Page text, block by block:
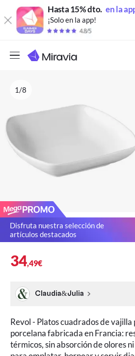
Hasta 15% dto. en la
¡Solo en la app!
1/8
Disfruta nuestra selección de
artículos destacados
34,49€
Claudia&Julia
Revol - Platos cuadrados de vajilla
porcelana fabricada en Francia:
térmicos, sin absorción de olores